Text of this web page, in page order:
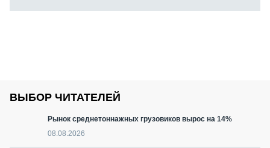
ВЫБОР ЧИТАТЕЛЕЙ
Рынок среднетоннажных грузовиков вырос на 14%
08.08.2026